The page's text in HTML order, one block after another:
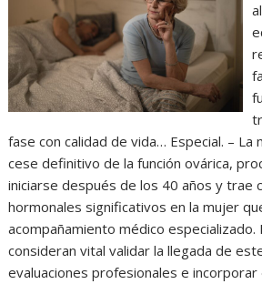
fase con calidad de vida… Especial. – La
cese definitivo de la función ovárica,
iniciarse después de los 40 años y trae
hormonales significativos en la mujer
acompañamiento médico
consideran vital validar la llegada de
evaluaciones profesionales e